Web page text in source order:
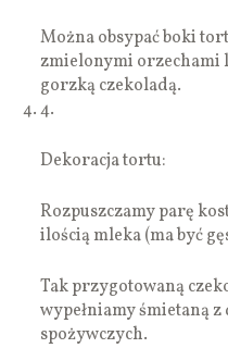
Można obsypać boki
zmielonymi orzechami
gorzką czekoladą.
4.
Dekoracja tortu:
Rozpuszczamy parę
ilością mleka (ma być
Tak przygotowaną
wypełniamy śmietaną
spożywczych.